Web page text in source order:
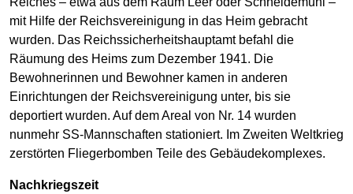
mit Hilfe der Reichsvereinigung in das Heim gebracht
wurden. Das Reichssicherheitshauptamt befahl die
Räumung des Heims zum Dezember 1941. Die
Bewohnerinnen und Bewohner kamen in anderen
Einrichtungen der Reichsvereinigung unter, bis sie
deportiert wurden. Auf dem Areal von Nr. 14 wurden
nunmehr SS-Mannschaften stationiert. Im Zweiten Weltkrieg
zerstörten Fliegerbomben Teile des Gebäudekomplexes.
Nachkriegszeit